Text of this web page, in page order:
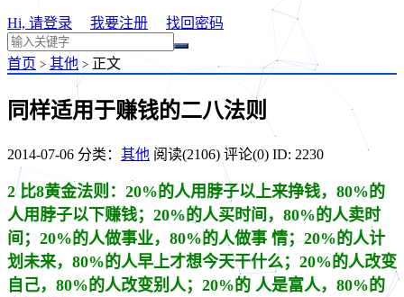
Hi, 请登录 我要注册 找回密码
首页 > 其他 > 正文
同样适用于赚钱的二八法则
2014-07-06 分类： 其他 阅读(2106) 评论(0) ID: 2230
2 比8黄金法则：20%的人用脖子以上来挣钱，80%的
人用脖子以下赚钱；20%的人买时间，80%的人卖时
间；20%的人做事业，80%的人做事 情；20%的人计
划未来，80%的人早上才想今天干什么；20%的人改变
自己，80%的人改变别人；20%的 人是富人，80%的